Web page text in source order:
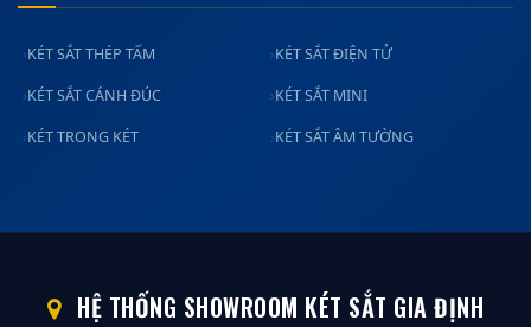
KÉT SẮT THÉP TẤM KÉT SẮT ĐIỆN TỬ
KÉT SẮT CÁNH ĐÚC KÉT SẮT MINI
KÉT TRONG KÉT KÉT SẮT ÂM TƯỜNG
HỆ THỐNG SHOWROOM KÉT SẮT GIA ĐỊNH